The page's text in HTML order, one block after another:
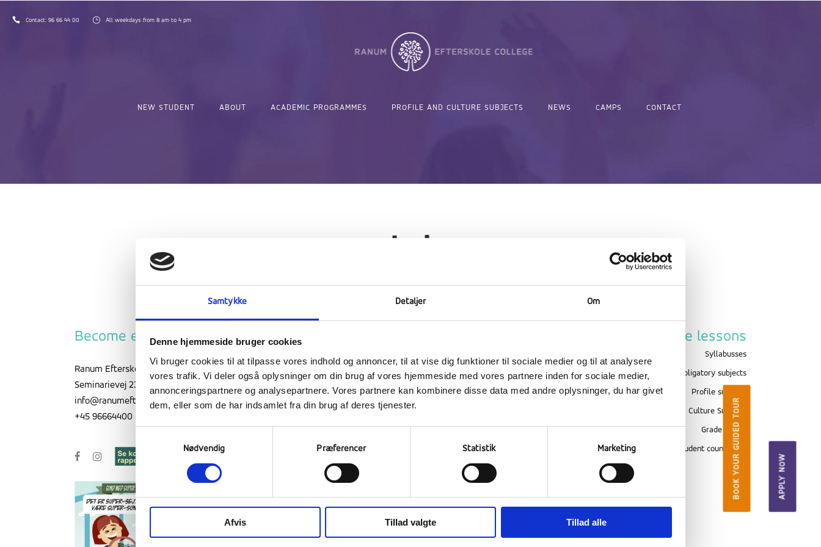
Samtykke Detaljer Om
Denne hjemmeside bruger cookies
Vi bruger cookies til at tilpasse vores indhold og annoncer, til at vise dig funktioner til sociale medier og til at analysere
vores trafik. Vi deler også oplysninger om din brug af vores hjemmeside med vores partnere inden for sociale medier,
annonceringspartnere og analysepartnere. Vores partnere kan kombinere disse data med andre oplysninger, du har givet
dem, eller som de har indsamlet fra din brug af deres tjenester.
Nødvendig Præferencer Statistik Marketing
Afvis Tillad valgte Tillad alle
Contact:96 66 44 00 All weekdays from 8 am to 4 pm
NEW STUDENT ABOUT ACADEMIC PROGRAMMES PROFILE AND CULTURE SUBJECTS NEWS CAMPS CONTACT
BOOK YOUR GUIDED TOUR APPLY NOW
Become everything you are
Ranum Efterskole College
Seminarievej 23, 9681 Ranum
info@ranumefterskole.dk
+45 96664400
Book your guided tour
Efterskole life
Values
School Association
Insurance
Inclusion
The lessons
Syllabusses
Obligatory subjects
Profile subjects
Culture Subjects
Grade scales
Student counselling